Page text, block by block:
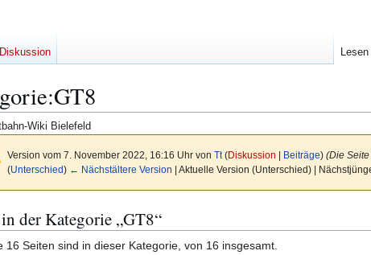
:GT8
Wiki Bielefeld
Version vom 7. November 2022, 16:16 Uhr von Tt (Diskussion Beiträge) (Die
(Unterschied) ← Nächstältere Version | Aktuelle Version (Unterschied) |
der Kategorie „GT8“
16 Seiten sind in dieser Kategorie, von 16 insgesamt.
Diskussion Lesen